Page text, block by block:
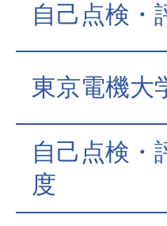
自己点検
東京電機
自己点検
度